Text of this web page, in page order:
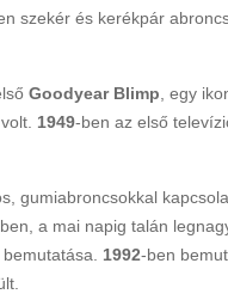
szekér és kerékpár
Goodyear Blimp , egy
1949-ben az első
gumiabroncsokkal
a mai napig talán
bemutatása. 1992-ben